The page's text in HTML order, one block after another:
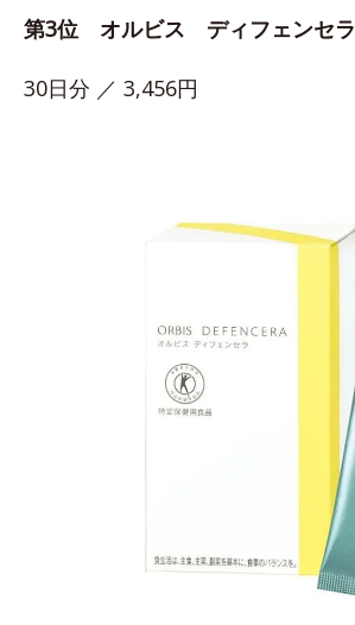
第3位 オルビス ディフェンセラ
30日分 ／ 3,456円